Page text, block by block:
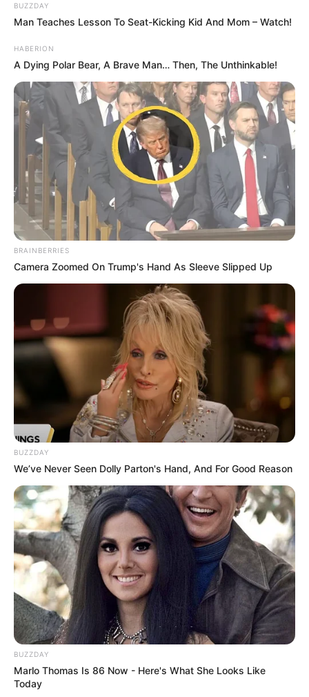
BUZZDAY
Man Teaches Lesson To Seat-Kicking Kid And Mom – Watch!
HABERION
A Dying Polar Bear, A Brave Man… Then, The Unthinkable!
BRAINBERRIES
Camera Zoomed On Trump's Hand As Sleeve Slipped Up
BUZZDAY
We’ve Never Seen Dolly Parton's Hand, And For Good Reason
BUZZDAY
Marlo Thomas Is 86 Now - Here's What She Looks Like
Today